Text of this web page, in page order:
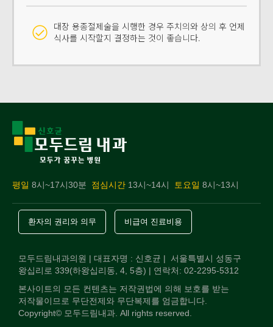
대장 용종절제술을 시행한 경우 주치의와 상의 후 언제
식사를 시작할지 결정하는 것이 좋습니다.
평일 8시~17시30분 점심시간 13시~14시 토요일 8시~13시
환자의 권리와 의무 비급여 진료비용
모두드림내과의원 | 대표자명 : 신호균 | 서울특별시 성동구
왕십리로 339(하왕십리동, 4, 5층) | 연락처: 02-2295-5312
본사이트의 모든 컨텐츠는 저작권법에 의해 보호를 받는
저작물이므로 무단전제와 무단복제를 엄금합니다.
Copyright© 모두드림내과. All rights reserved.